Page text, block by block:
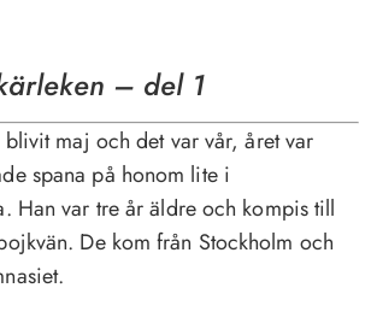
– del 1
maj och det var vår, året var
spana på honom lite i
Han var tre år äldre och kompis till
De kom från Stockholm och